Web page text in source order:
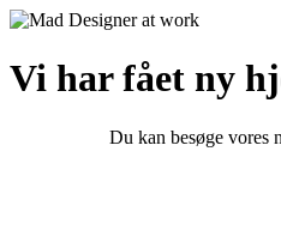
Vi har fået ny
Du kan besøge vores